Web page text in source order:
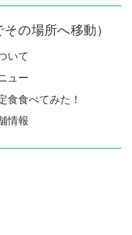
の場所へ移動）
いて
ュー
食食べてみた！
情報